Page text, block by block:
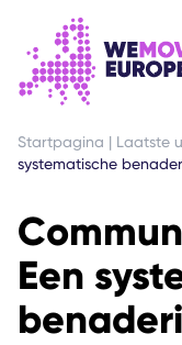
GA NAAR DE
GA NAAR
Startpagina | Laatste
systematische
Een